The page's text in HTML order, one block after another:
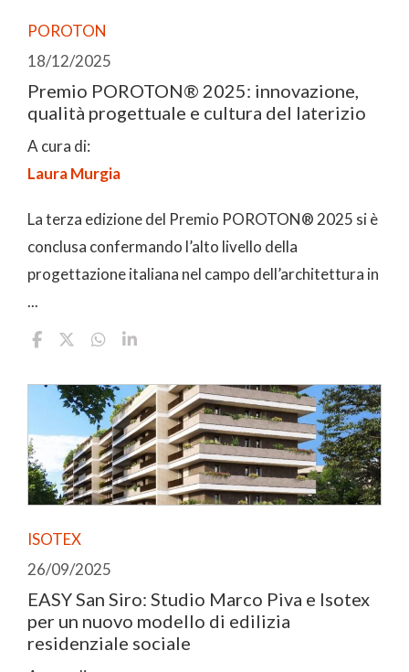
POROTON
18/12/2025
Premio POROTON® 2025: innovazione,
qualità progettuale e cultura del laterizio
A cura di:
Laura Murgia
La terza edizione del Premio POROTON® 2025 si è
conclusa confermando l’alto livello della
progettazione italiana nel campo dell’architettura in
...
ISOTEX
26/09/2025
EASY San Siro: Studio Marco Piva e Isotex
per un nuovo modello di edilizia
residenziale sociale